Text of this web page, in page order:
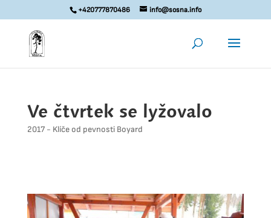
+420777870486 info@sosna.info
Ve čtvrtek se lyžovalo
2017 - Klíče od pevnosti Boyard